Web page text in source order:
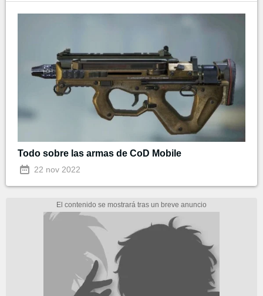
Todo sobre las armas de CoD Mobile
22 nov 2022